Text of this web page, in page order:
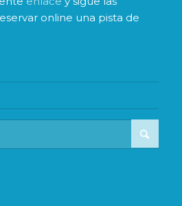
online una pista de